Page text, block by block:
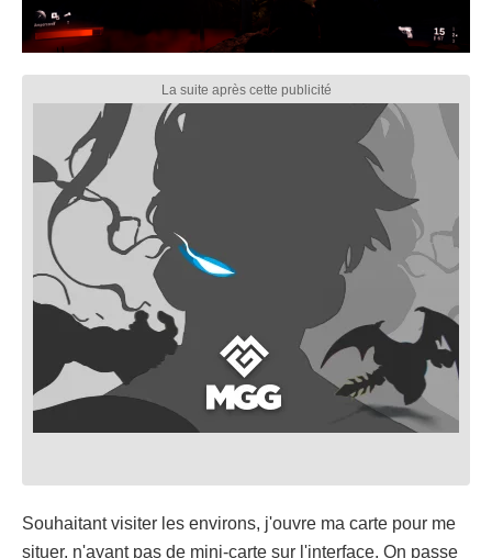
Souhaitant visiter les environs, j'ouvre ma carte pour me
situer, n'ayant pas de mini-carte sur l'interface. On passe